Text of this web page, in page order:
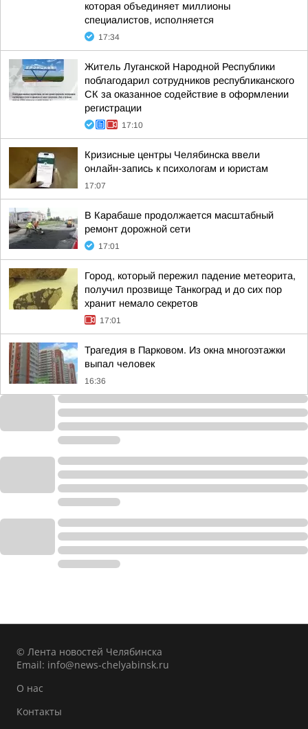
которая объединяет миллионы
специалистов, исполняется
17:34
Житель Луганской Народной Республики
поблагодарил сотрудников республиканского
СК за оказанное содействие в оформлении
регистрации
17:10
Кризисные центры Челябинска ввели
онлайн-запись к психологам и юристам
17:07
В Карабаше продолжается масштабный
ремонт дорожной сети
17:01
Город, который пережил падение метеорита,
получил прозвище Танкоград и до сих пор
хранит немало секретов
17:01
Трагедия в Парковом. Из окна многоэтажки
выпал человек
16:36
© Лента новостей Челябинска
Email: info@news-chelyabinsk.ru
О нас
Контакты